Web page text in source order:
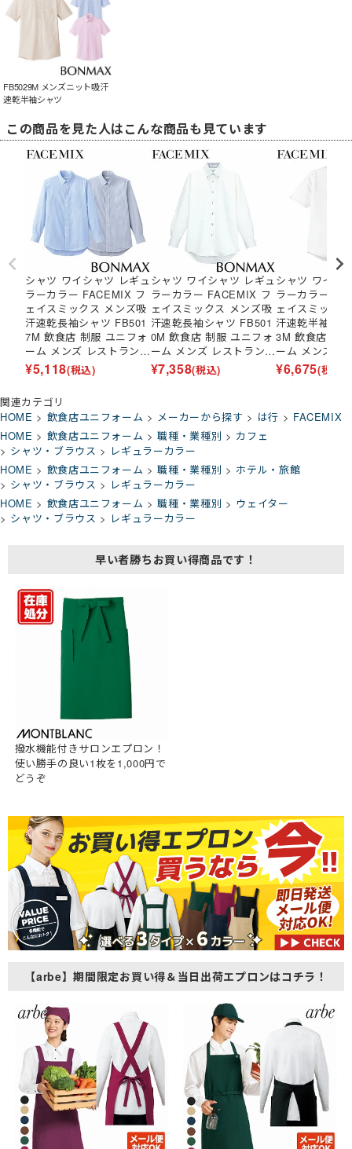
FB5029M メンズニット吸汗
速乾半袖シャツ
この商品を見た人はこんな商品も見ています
シャツ ワイシャツ レギュ
ラーカラー FACEMIX フ
ェイスミックス メンズ吸
汗速乾長袖シャツ FB501
7M 飲食店 制服 ユニフォ
ーム メンズ レストラン
カフェ おしゃれ かっこい
い男性用 事務 オフィス
¥5,118(税込)
シャツ ワイシャツ レギュ
ラーカラー FACEMIX フ
ェイスミックス メンズ吸
汗速乾長袖シャツ FB501
0M 飲食店 制服 ユニフォ
ーム メンズ レストラン
カフェ おしゃれ かっこい
い男性用 事務 オフィス
¥7,358(税込)
シャツ ワイシ
ラーカラー
ェイスミック
汗速乾半袖シ
3M 飲食店 制
ーム メンズ レ
カフェ おしゃ
い男性用 事務
¥6,675(税込)
関連カテゴリ
HOME
飲食店ユニフォーム メーカーから探す は行
FACEMIX
HOME
飲食店ユニフォーム 職種・業種別
カフェ
シャツ・ブラウス
レギュラーカラー
HOME
飲食店ユニフォーム 職種・業種別
ホテル・旅館
シャツ・ブラウス
レギュラーカラー
HOME
飲食店ユニフォーム 職種・業種別
ウェイター
シャツ・ブラウス
レギュラーカラー
早い者勝ちお買い得商品です！
撥水機能付きサロンエプロン！
使い勝手の良い1枚を1,000円で
どうぞ
【arbe】期間限定お買い得＆当日出荷エプロンはコチラ！